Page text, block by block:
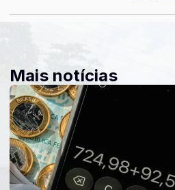
Mais notícias